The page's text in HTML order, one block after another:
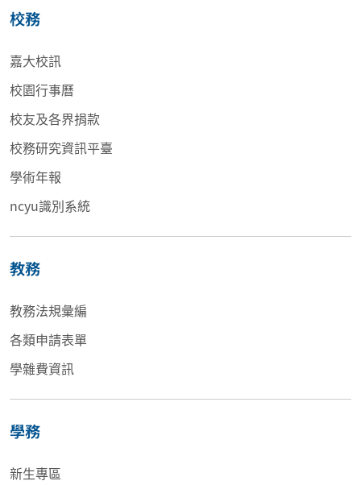
校務
嘉大校訊
校園行事曆
校友及各界捐款
校務研究資訊平臺
學術年報
ncyu識別系統
教務
教務法規彙編
各類申請表單
學雜費資訊
學務
新生專區